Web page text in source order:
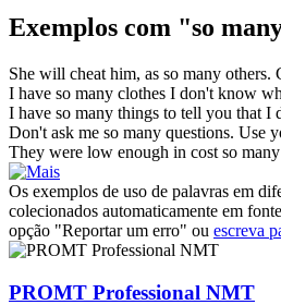
Exemplos com "so
She will cheat him, as so many others.
I have so many clothes I don't know
I have so many things to tell you that I
Don't ask me so many questions. Use
They were low enough in cost so many
Os exemplos de uso de palavras em
colecionados automaticamente em
opção "Reportar um erro" ou escreva
PROMT Professional NMT